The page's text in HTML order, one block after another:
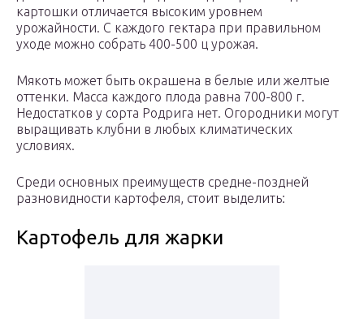
картошки отличается высоким уровнем
урожайности. С каждого гектара при правильном
уходе можно собрать 400-500 ц урожая.
Мякоть может быть окрашена в белые или желтые
оттенки. Масса каждого плода равна 700-800 г.
Недостатков у сорта Родрига нет. Огородники могут
выращивать клубни в любых климатических
условиях.
Среди основных преимуществ средне-поздней
разновидности картофеля, стоит выделить:
Картофель для жарки